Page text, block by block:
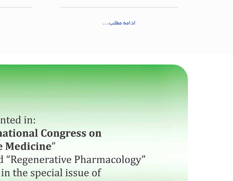
ادامه مطلب...